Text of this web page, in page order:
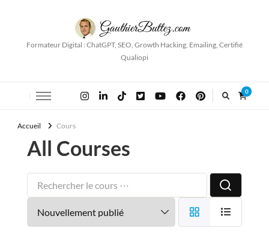
Formateur Digital : ChatGPT, SEO, Growth Hacking, Emailing, Certifié
Qualiopi
0
Accueil Cours
All Courses